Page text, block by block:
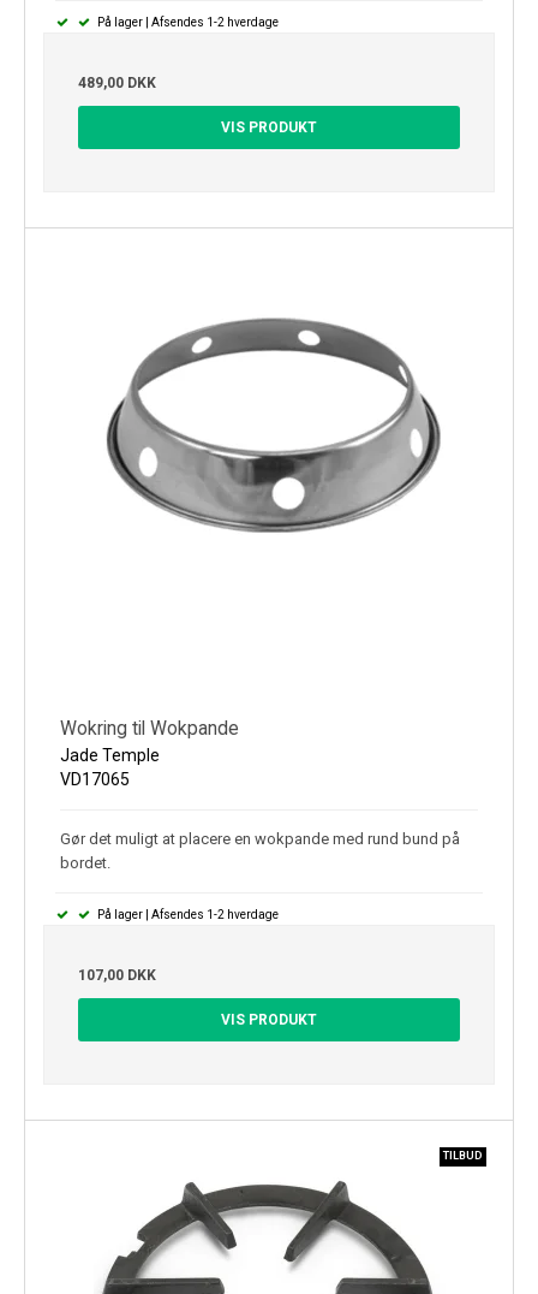
På lager | Afsendes 1-2 hverdage
489,00 DKK
VIS PRODUKT
Wokring til Wokpande
Jade Temple
VD17065
Gør det muligt at placere en wokpande med rund bund på
bordet.
På lager | Afsendes 1-2 hverdage
107,00 DKK
VIS PRODUKT
TILBUD